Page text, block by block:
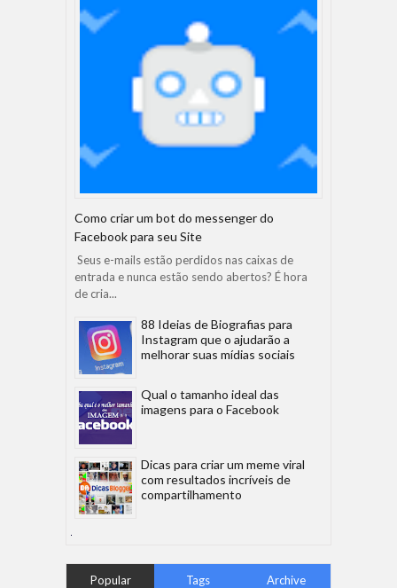
Como criar um bot do messenger do
Facebook para seu Site
Seus e-mails estão perdidos nas caixas de
entrada e nunca estão sendo abertos? É hora
de cria...
88 Ideias de Biografias para
Instagram que o ajudarão a
melhorar suas mídias sociais
Qual o tamanho ideal das
imagens para o Facebook
Dicas para criar um meme viral
com resultados incríveis de
compartilhamento
Popular Tags Archive